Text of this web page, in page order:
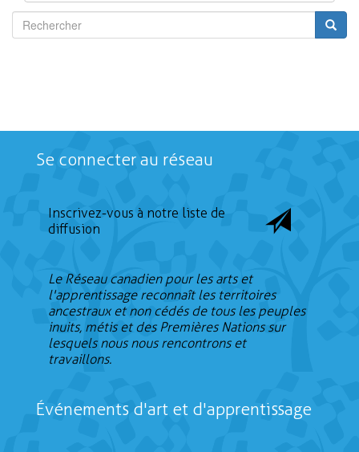
Se connecter au réseau
Inscrivez-vous à notre liste de
diffusion
Le Réseau canadien pour les arts et
l'apprentissage reconnaît les territoires
ancestraux et non cédés de tous les peuples
inuits, métis et des Premières Nations sur
lesquels nous nous rencontrons et
travaillons.
Événements d'art et d'apprentissage